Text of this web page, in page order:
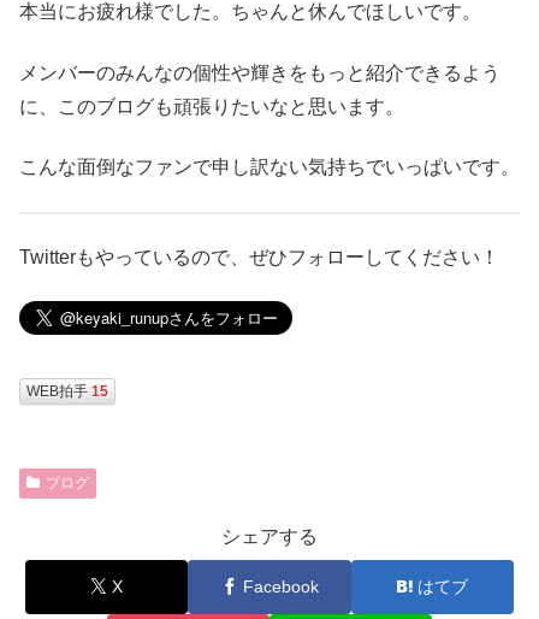
本当にお疲れ様でした。ちゃんと休んでほしいです。
メンバーのみんなの個性や輝きをもっと紹介できるよう
に、このブログも頑張りたいなと思います。
こんな面倒なファンで申し訳ない気持ちでいっぱいです。
Twitterもやっているので、ぜひフォローしてください！
WEB拍手 15
ブログ
シェアする
X Facebook はてブ